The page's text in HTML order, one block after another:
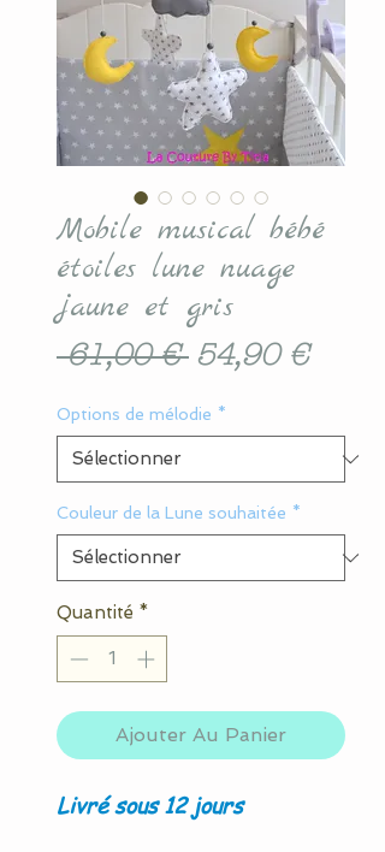
Mobile musical bébé
étoiles lune nuage
jaune et gris
61,00 € Prix
54,90 €Prix
Options de mélodie *
Couleur de la Lune souhaitée *
Quantité *
Ajouter Au Panier
Livré sous 12 jours